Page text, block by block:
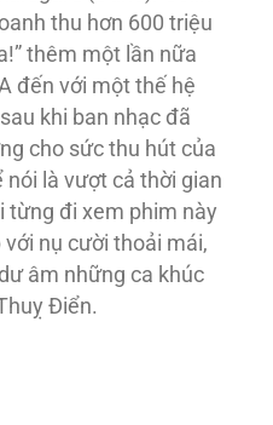
thu hơn 600 triệu
thêm một lần nữa
đến với một thế hệ
khi ban nhạc đã
cho sức thu hút của
nói là vượt cả thời gian
từng đi xem phim này
nụ cười thoải mái,
âm những ca khúc
Điển.